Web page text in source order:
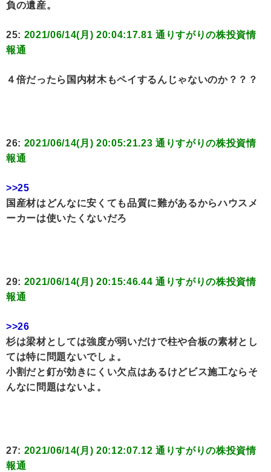
負の遺産。
25: 2021/06/14(月) 20:04:17.81 通りすがりの株投資情
報通
４倍だったら国内材木もペイするんじゃないのか？？？
26: 2021/06/14(月) 20:05:21.23 通りすがりの株投資情
報通
>>25
国産材はどんなに安くても品質に難があるからハウスメ
ーカーは使いたくないだろ
29: 2021/06/14(月) 20:15:46.44 通りすがりの株投資情
報通
>>26
杉は梁材としては強度が弱いだけで柱や合板の素材とし
ては特に問題ないでしょ。
小割だと釘が効きにくい欠点はあるけどビス施工ならそ
んなに問題はないよ。
27: 2021/06/14(月) 20:12:07.12 通りすがりの株投資情
報通